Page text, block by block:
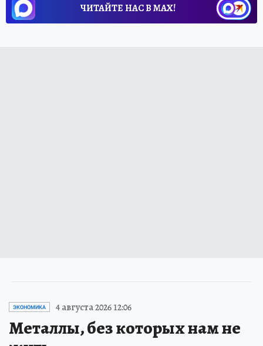
ЧИТАЙТЕ НАС В МАХ!
ЭКОНОМИКА 4 августа 2026 12:06
Металлы, без которых нам не